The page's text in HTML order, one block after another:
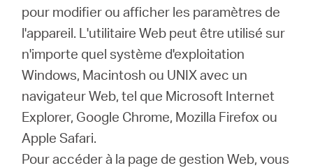
Mercusys
Canada
pour modifier ou afficher les paramètres de
l'appareil. L'utilitaire Web peut être utilisé sur
n'importe quel système d'exploitation
Windows, Macintosh ou UNIX avec un
navigateur Web, tel que Microsoft Internet
Explorer, Google Chrome, Mozilla Firefox ou
Apple Safari.
Pour accéder à la page de gestion Web, vous